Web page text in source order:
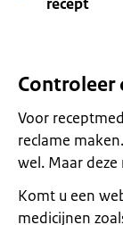
Controleer
Voor
reclame
wel. Maar
Komt u een
medicijnen